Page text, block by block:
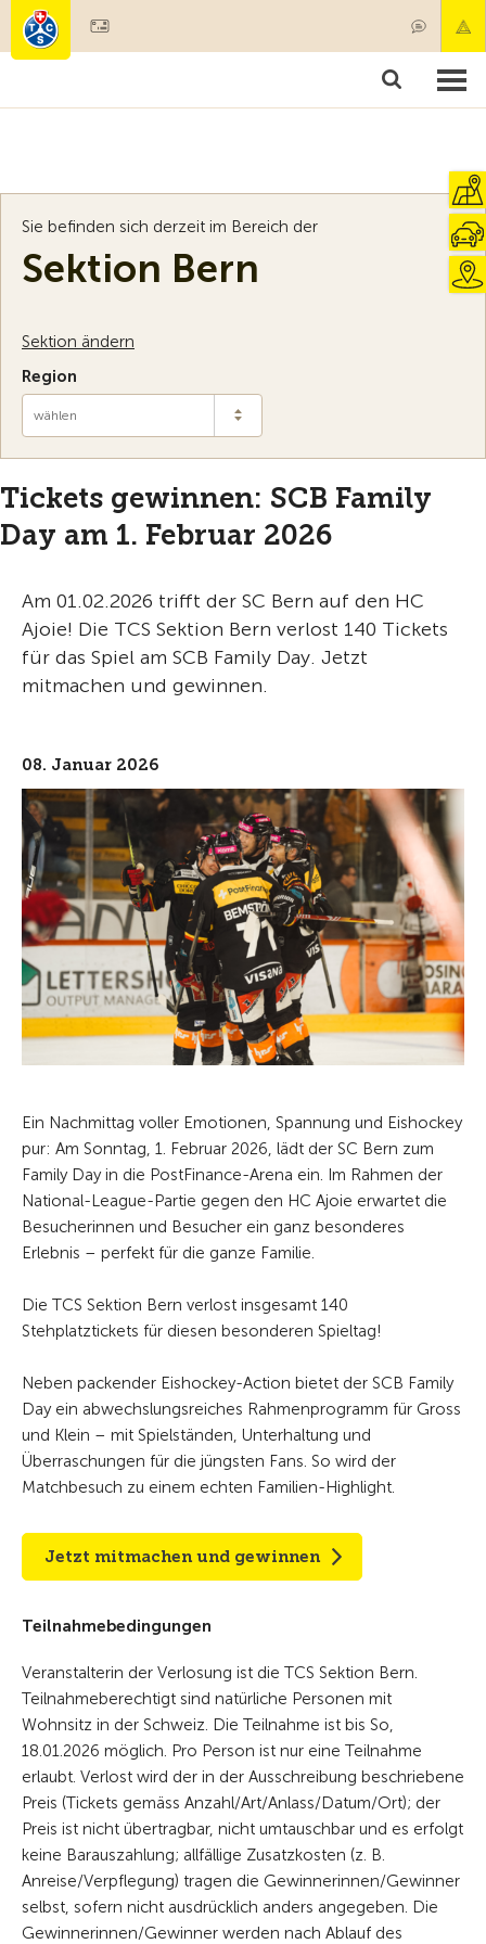
Mitgliedschaft & Leistungen
Sie befinden sich derzeit im Bereich der
Sektion Bern
Sektion ändern
Region
wählen
Tickets gewinnen: SCB Family
Day am 1. Februar 2026
Am 01.02.2026 trifft der SC Bern auf den HC
Ajoie! Die TCS Sektion Bern verlost 140 Tickets
für das Spiel am SCB Family Day. Jetzt
mitmachen und gewinnen.
08. Januar 2026
Ein Nachmittag voller Emotionen, Spannung und Eishockey
pur: Am Sonntag, 1. Februar 2026, lädt der SC Bern zum
Family Day in die PostFinance-Arena ein. Im Rahmen der
National-League-Partie gegen den HC Ajoie erwartet die
Besucherinnen und Besucher ein ganz besonderes
Erlebnis – perfekt für die ganze Familie.
Die TCS Sektion Bern verlost insgesamt 140
Stehplatztickets für diesen besonderen Spieltag!
Neben packender Eishockey-Action bietet der SCB Family
Day ein abwechslungsreiches Rahmenprogramm für Gross
und Klein – mit Spielständen, Unterhaltung und
Überraschungen für die jüngsten Fans. So wird der
Matchbesuch zu einem echten Familien-Highlight.
Jetzt mitmachen und gewinnen
Teilnahmebedingungen
Veranstalterin der Verlosung ist die TCS Sektion Bern.
Teilnahmeberechtigt sind natürliche Personen mit
Wohnsitz in der Schweiz. Die Teilnahme ist bis So,
18.01.2026 möglich. Pro Person ist nur eine Teilnahme
erlaubt. Verlost wird der in der Ausschreibung beschriebene
Preis (Tickets gemäss Anzahl/Art/Anlass/Datum/Ort); der
Preis ist nicht übertragbar, nicht umtauschbar und es erfolgt
keine Barauszahlung; allfällige Zusatzkosten (z. B.
Anreise/Verpflegung) tragen die Gewinnerinnen/Gewinner
selbst, sofern nicht ausdrücklich anders angegeben. Die
Gewinnerinnen/Gewinner werden nach Ablauf des